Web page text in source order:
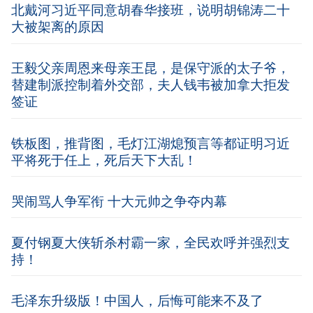
北戴河习近平同意胡春华接班，说明胡锦涛二十
大被架离的原因
王毅父亲周恩来母亲王昆，是保守派的太子爷，
替建制派控制着外交部，夫人钱韦被加拿大拒发
签证
铁板图，推背图，毛灯江湖熄预言等都证明习近
平将死于任上，死后天下大乱！
哭闹骂人争军衔 十大元帅之争夺内幕
夏付钢夏大侠斩杀村霸一家，全民欢呼并强烈支
持！
毛泽东升级版！中国人，后悔可能来不及了